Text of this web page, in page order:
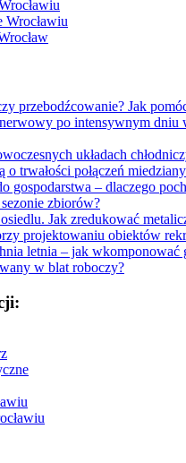
Wrocławiu
przebodźcowanie? Jak
po intensywnym dniu
układach
o trwałości połączeń
gospodarstwa – dlaczego
zbiorów?
Jak zredukować
projektowaniu obiektów
letnia – jak wkomponować
w blat roboczy?